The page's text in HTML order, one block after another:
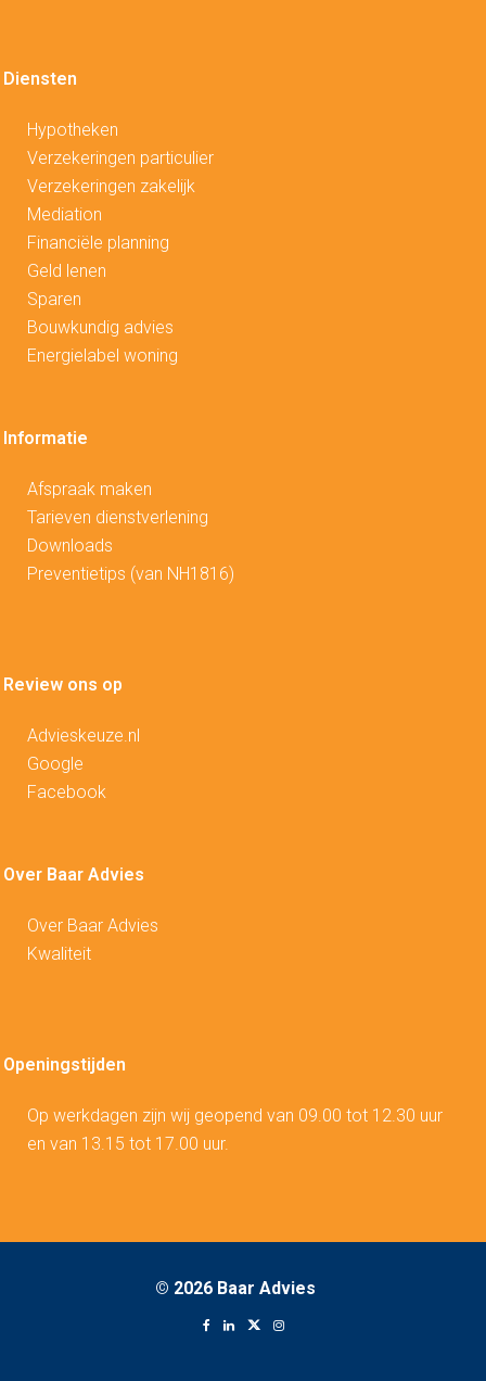
Diensten
Hypotheken
Verzekeringen particulier
Verzekeringen zakelijk
Mediation
Financiële planning
Geld lenen
Sparen
Bouwkundig advies
Energielabel woning
Informatie
Afspraak maken
Tarieven dienstverlening
Downloads
Preventietips (van NH1816)
Review ons op
Advieskeuze.nl
Google
Facebook
Over Baar Advies
Over Baar Advies
Kwaliteit
Openingstijden
Op werkdagen zijn wij geopend van 09.00 tot 12.30 uur
en van 13.15 tot 17.00 uur.
© 2026 Baar Advies